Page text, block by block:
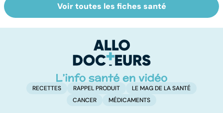
Cancer du
testicule, priorité
Dérèglement
hormonal : et si
surrénales ?
Voir toutes les fiches santé
RECETTES RAPPEL PRODUIT
LE MAG DE LA SANTÉ
CANCER
MÉDICAMENTS